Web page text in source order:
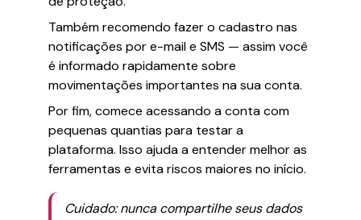
Também recomendo fazer o cadastro nas
notificações por e-mail e SMS — assim você
é informado rapidamente sobre
movimentações importantes na sua conta.
Por fim, comece acessando a conta com
pequenas quantias para testar a
plataforma. Isso ajuda a entender melhor as
ferramentas e evita riscos maiores no início.
Cuidado: nunca compartilhe seus dados